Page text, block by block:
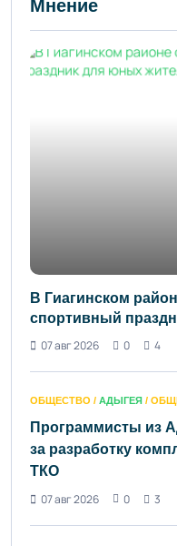
Мнение
В Гиагинском
спортивный
07 авг 2026
0 4
ОБЩЕСТВО / АДЫГЕЯ /
Программисты из
за разработку
ТКО
07 авг 2026
0 3